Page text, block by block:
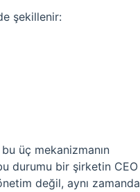
şekillenir:
üç mekanizmanın
durumu bir şirketin CEO
değil, aynı zamanda